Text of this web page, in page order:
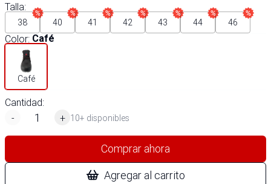
Talla:
38 40 41 42 43 44 46
Color: Café
Café
Cantidad:
-
+ 10+ disponibles
Comprar ahora
Agregar al carrito